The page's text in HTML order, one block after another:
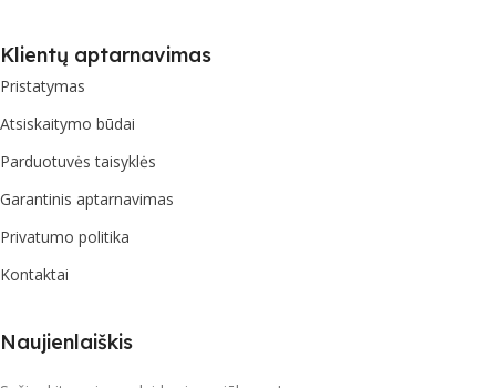
Klientų aptarnavimas
Pristatymas
Atsiskaitymo būdai
Parduotuvės taisyklės
Garantinis aptarnavimas
Privatumo politika
Kontaktai
Naujienlaiškis